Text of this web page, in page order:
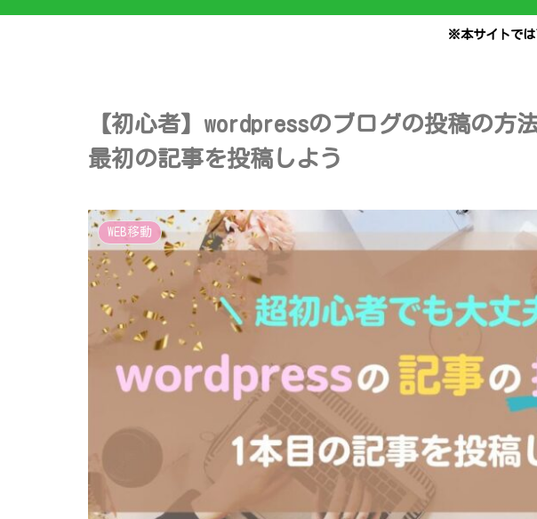
※本サイトでは
【初心者】wordpressのブログの投稿の
最初の記事を投稿しよう
WEB移動